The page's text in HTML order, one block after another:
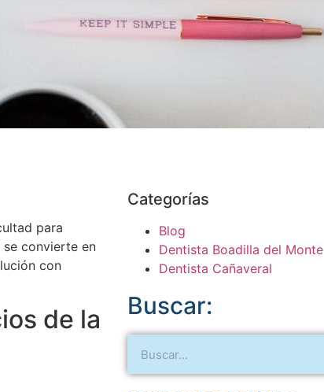
para
se convierte en
con
de la
Categorías
Blog
Dentista Boadilla del Monte
Dentista Cañaveral
Buscar: